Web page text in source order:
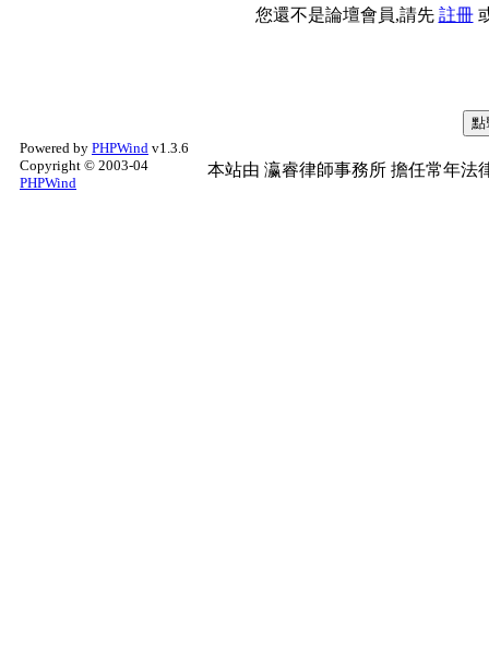
您還不是論壇會員,請先 註冊
Powered by PHPWind v1.3.6
Copyright © 2003-04
PHPWind
本站由 瀛睿律師事務所 擔任常年法